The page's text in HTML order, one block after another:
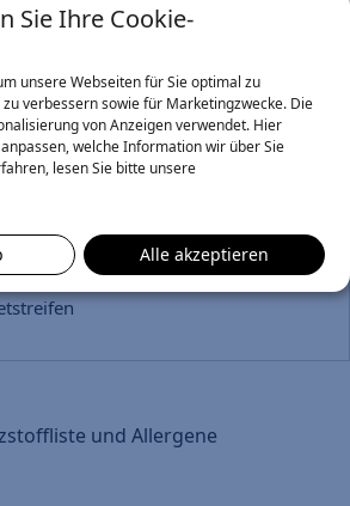
Info
Paprika
Info
und Allergene
Sie Ihre Cookie-
unsere Webseiten für Sie optimal zu
verbessern sowie für Marketingzwecke. Die
von Anzeigen verwendet. Hier
welche Information wir über Sie
lesen Sie bitte unsere
Alle akzeptieren